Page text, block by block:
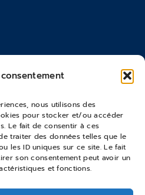
nous utilisons des
pour stocker et/ou accéder
Le fait de consentir à ces
traiter des données telles que le
les ID uniques sur ce site. Le fait
son consentement peut avoir un
et fonctions.